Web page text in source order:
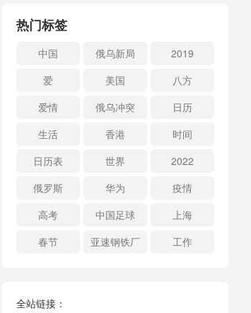
热门标签
中国 俄乌新局
2019
爱
美国
八方
爱情
俄乌冲突
日历
生活
香港
时间
日历表
世界
2022
俄罗斯
华为
疫情
高考
中国足球
上海
春节
亚速钢铁厂 工作
全站链接：